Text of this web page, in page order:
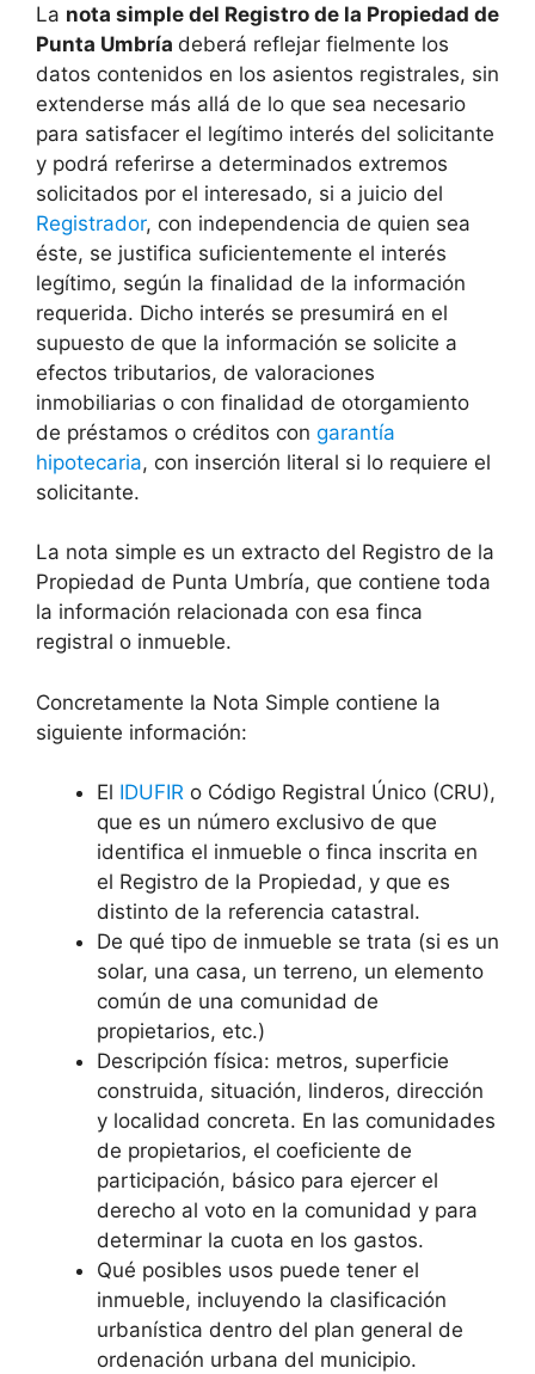
La nota simple del Registro de la Propiedad de
Punta Umbría deberá reflejar fielmente los
datos contenidos en los asientos registrales, sin
extenderse más allá de lo que sea necesario
para satisfacer el legítimo interés del solicitante
y podrá referirse a determinados extremos
solicitados por el interesado, si a juicio del
Registrador, con independencia de quien sea
éste, se justifica suficientemente el interés
legítimo, según la finalidad de la información
requerida. Dicho interés se presumirá en el
supuesto de que la información se solicite a
efectos tributarios, de valoraciones
inmobiliarias o con finalidad de otorgamiento
de préstamos o créditos con garantía
hipotecaria, con inserción literal si lo requiere el
solicitante.
La nota simple es un extracto del Registro de la
Propiedad de Punta Umbría, que contiene toda
la información relacionada con esa finca
registral o inmueble.
Concretamente la Nota Simple contiene la
siguiente información:
El IDUFIR o Código Registral Único (CRU),
que es un número exclusivo de que
identifica el inmueble o finca inscrita en
el Registro de la Propiedad, y que es
distinto de la referencia catastral.
De qué tipo de inmueble se trata (si es un
solar, una casa, un terreno, un elemento
común de una comunidad de
propietarios, etc.)
Descripción física: metros, superficie
construida, situación, linderos, dirección
y localidad concreta. En las comunidades
de propietarios, el coeficiente de
participación, básico para ejercer el
derecho al voto en la comunidad y para
determinar la cuota en los gastos.
Qué posibles usos puede tener el
inmueble, incluyendo la clasificación
urbanística dentro del plan general de
ordenación urbana del municipio.